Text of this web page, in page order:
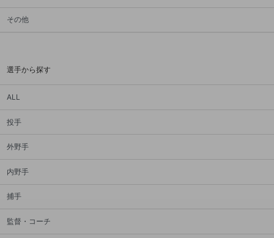
その他
選手から探す
ALL
投手
外野手
内野手
捕手
監督・コーチ